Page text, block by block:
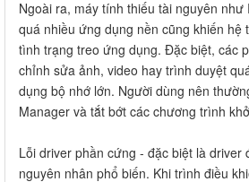
Ngoài ra, máy tính thiếu tài nguyên như
quá nhiều ứng dụng nền cũng khiến hệ
tình trạng treo ứng dụng. Đặc biệt, các
chỉnh sửa ảnh, video hay trình duyệt
dụng bộ nhớ lớn. Người dùng nên
Manager và tắt bớt các chương trình
Lỗi driver phần cứng - đặc biệt là driver
nguyên nhân phổ biến. Khi trình điều